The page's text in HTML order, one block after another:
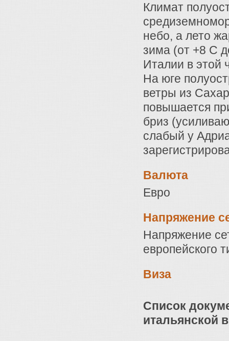
Климат
небо, а лето
зима (от +8 С
Италии в этой
На юге
ветры из
повышается
бриз
слабый у
Валюта
Евро
Напряжение
Напряжение
европейского
Виза
Список
итальянской